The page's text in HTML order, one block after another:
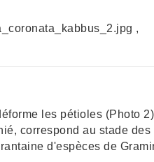
,
les pétioles (Photo
correspond au stade
d'espèces de